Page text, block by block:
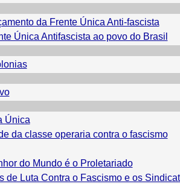
da Frente Única Anti-fascista
Única Antifascista ao povo do Brasil
Única
da classe operaria contra o fascismo
do Mundo é o Proletariado
de Luta Contra o Fascismo e os